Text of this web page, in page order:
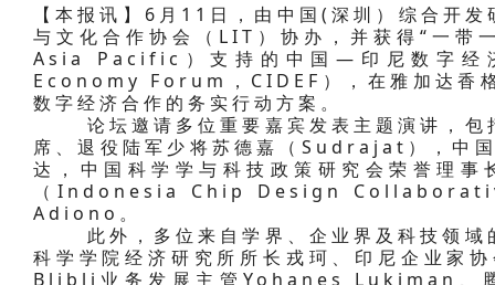
【本报讯】6月11日，由中国(深圳）综合开
与文化合作协会（LIT）协办，并获得“一
Asia Pacific）支持的中国—印尼数字
Economy Forum，CIDEF），在雅加达香
数字经济合作的务实行动方案。
论坛邀请多位重要嘉宾发表主题演讲，包
席、退役陆军少将苏德嘉（Sudrajat），中
达，中国科学学与科技政策研究会荣誉理
（Indonesia Chip Design
Adiono。
此外，多位来自学界、企业界及科技领域
科学学院经济研究所所长戎珂、印尼企业家
Blibli业务发展主管Yohanes Lukiman、